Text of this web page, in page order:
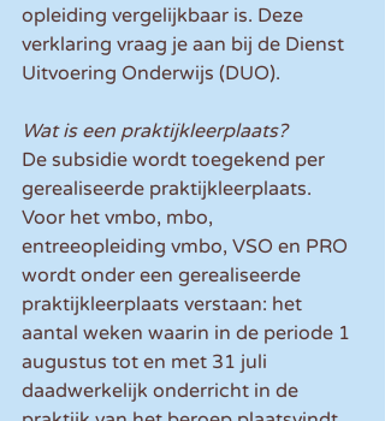
opleiding vergelijkbaar is. Deze
verklaring vraag je aan bij de Dienst
Uitvoering Onderwijs (DUO).
Wat is een praktijkleerplaats?
De subsidie wordt toegekend per
gerealiseerde praktijkleerplaats.
Voor het vmbo, mbo,
entreeopleiding vmbo, VSO en PRO
wordt onder een gerealiseerde
praktijkleerplaats verstaan: het
aantal weken waarin in de periode 1
augustus tot en met 31 juli
daadwerkelijk onderricht in de